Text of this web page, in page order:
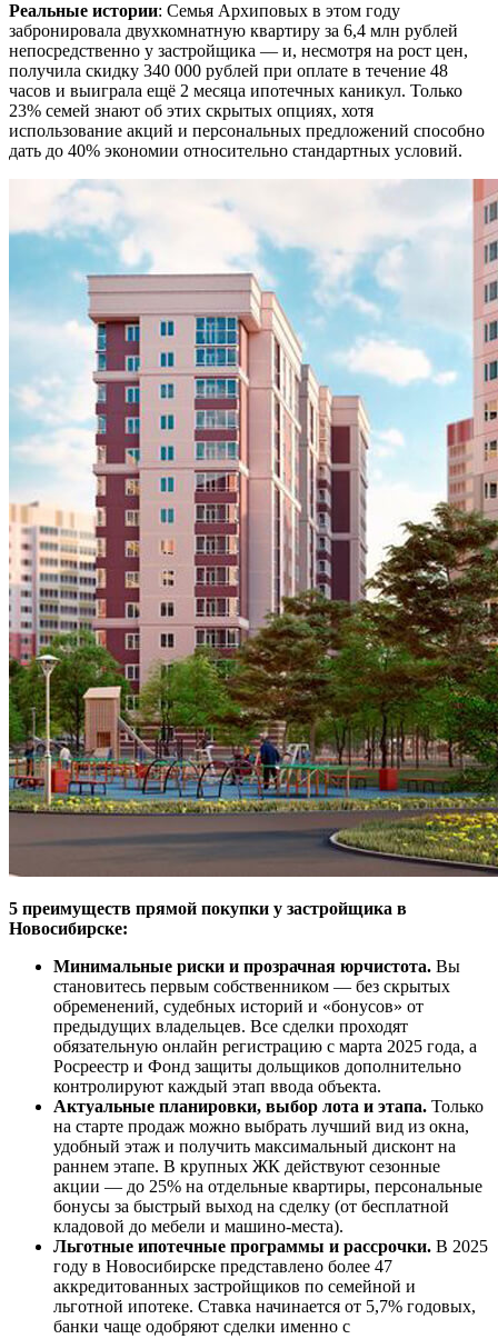
Реальные истории: Семья Архиповых в этом году
забронировала двухкомнатную квартиру за 6,4 млн рублей
непосредственно у застройщика — и, несмотря на рост цен,
получила скидку 340 000 рублей при оплате в течение 48
часов и выиграла ещё 2 месяца ипотечных каникул. Только
23% семей знают об этих скрытых опциях, хотя
использование акций и персональных предложений способно
дать до 40% экономии относительно стандартных условий.
5 преимуществ прямой покупки у застройщика в
Новосибирске:
Минимальные риски и прозрачная юрчиcтотa. Вы
становитесь первым собственником — без скрытых
обременений, судебных историй и «бонусов» от
предыдущих владельцев. Все сделки проходят
обязательную онлайн регистрацию с марта 2025 года, а
Росреестр и Фонд защиты дольщиков дополнительно
контролируют каждый этап ввода объекта.
Актуальные планировки, выбор лота и этапа. Только
на старте продаж можно выбрать лучший вид из окна,
удобный этаж и получить максимальный дисконт на
раннем этапе. В крупных ЖК действуют сезонные
акции — до 25% на отдельные квартиры, персональные
бонусы за быстрый выход на сделку (от бесплатной
кладовой до мебели и машино-места).
Льготные ипотечные программы и рассрочки. В 2025
году в Новосибирске представлено более 47
аккредитованных застройщиков по семейной и
льготной ипотеке. Ставка начинается от 5,7% годовых,
банки чаще одобряют сделки именно с